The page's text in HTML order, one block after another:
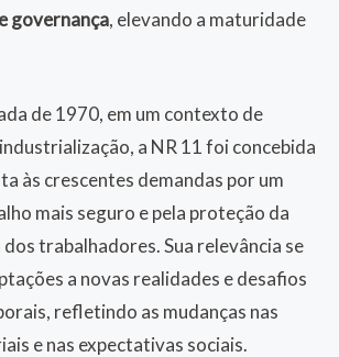
governança, elevando a maturidade
de 1970, em um contexto de
a NR 11 foi concebida
às crescentes demandas por um
mais seguro e pela proteção da
trabalhadores. Sua relevância se
a novas realidades e desafios
refletindo as mudanças nas
e nas expectativas sociais.